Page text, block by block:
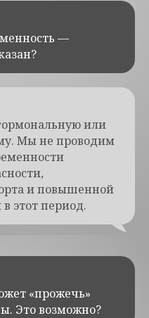
—
или
Мы не проводим
и повышенной
этот период.
«прожечь»
Это возможно?